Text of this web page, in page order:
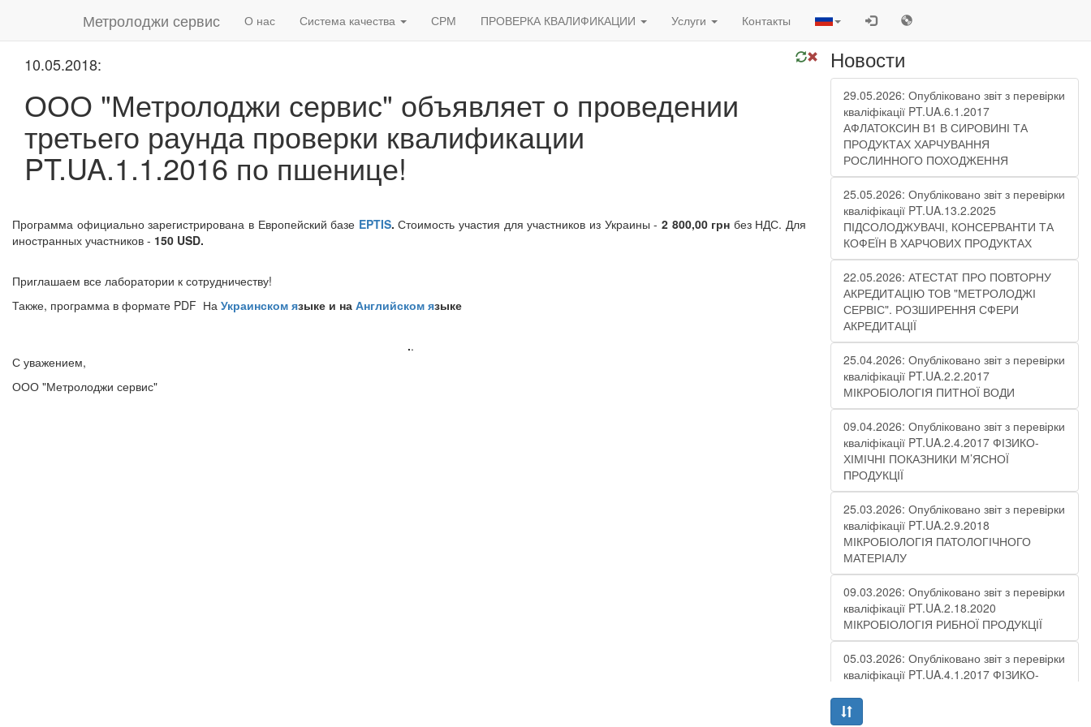
Метролоджи сервис О нас Система качества СРМ ПРОВЕРКА КВАЛИФИКАЦИИ Услуги Контакты
10.05.2018:
ООО "Метролоджи сервис" объявляет о проведении
третьего раунда проверки квалификации
PT.UA.1.1.2016 по пшенице!
Программа официально зарегистрирована в Европейский базе EPTIS. Стоимость участия для участников из Украины - 2 800,00 грн без НДС. Для
иностранных участников - 150 USD.
Приглашаем все лаборатории к сотрудничеству!
Также, программа в формате PDF На Украинском языке и на Английском языке
..
С уважением,
ООО "Метролоджи сервис"
Новости
29.05.2026: Опубліковано звіт з перевірки
кваліфікації PT.UA.6.1.2017
АФЛАТОКСИН В1 В СИРОВИНІ ТА
ПРОДУКТАХ ХАРЧУВАННЯ
РОСЛИННОГО ПОХОДЖЕННЯ
25.05.2026: Опубліковано звіт з перевірки
кваліфікації PT.UA.13.2.2025
ПІДСОЛОДЖУВАЧІ, КОНСЕРВАНТИ ТА
КОФЕЇН В ХАРЧОВИХ ПРОДУКТАХ
22.05.2026: АТЕСТАТ ПРО ПОВТОРНУ
АКРЕДИТАЦІЮ ТОВ "МЕТРОЛОДЖІ
СЕРВІС". РОЗШИРЕННЯ СФЕРИ
АКРЕДИТАЦІЇ
25.04.2026: Опубліковано звіт з перевірки
кваліфікації PT.UA.2.2.2017
МІКРОБІОЛОГІЯ ПИТНОЇ ВОДИ
09.04.2026: Опубліковано звіт з перевірки
кваліфікації PT.UA.2.4.2017 ФІЗИКО-
ХІМІЧНІ ПОКАЗНИКИ М’ЯСНОЇ
ПРОДУКЦІЇ
25.03.2026: Опубліковано звіт з перевірки
кваліфікації PT.UA.2.9.2018
МІКРОБІОЛОГІЯ ПАТОЛОГІЧНОГО
МАТЕРІАЛУ
09.03.2026: Опубліковано звіт з перевірки
кваліфікації PT.UA.2.18.2020
МІКРОБІОЛОГІЯ РИБНОЇ ПРОДУКЦІЇ
05.03.2026: Опубліковано звіт з перевірки
кваліфікації PT.UA.4.1.2017 ФІЗИКО-
РАУНД 10